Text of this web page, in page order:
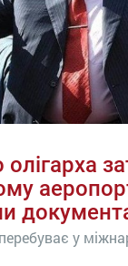
олігарха
у